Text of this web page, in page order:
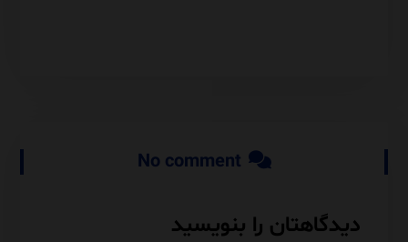
No comment
دیدگاهتان را بنویسید